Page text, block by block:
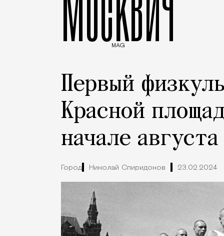
MAG
Первый
Красной
начале августа
Город Николай Спиридонов 23.02.2024